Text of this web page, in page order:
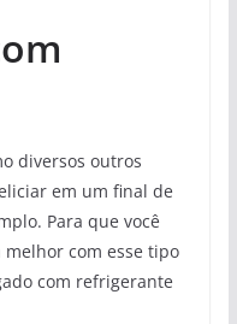
diversos outros
em um final de
Para que você
com esse tipo
com refrigerante